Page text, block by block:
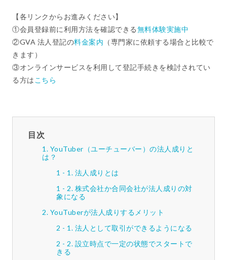
【各リンクからお進みください】
①会員登録前に利用方法を確認できる無料体験実施中
②GVA 法人登記の料金案内 （専門家に依頼する場合と比較で
きます）
③オンラインサービスを利用して登記手続きを検討されてい
る方は こちら
目次
YouTuber（ユーチューバー）の法人成りと
は？
法人成りとは
株式会社か合同会社が法人成りの対
象になる
YouTuberが法人成りするメリット
法人として取引ができるようになる
設立時点で一定の状態でスタートで
きる